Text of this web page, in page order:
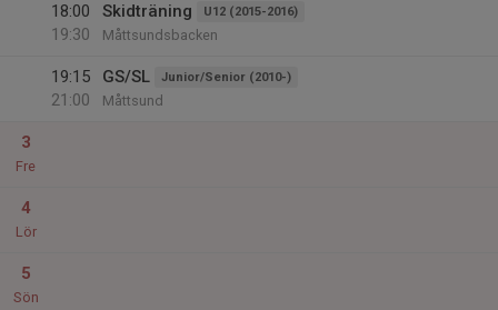
18:00
19:30
Skidträning U12 (2015-2016)
Måttsundsbacken
19:15
21:00
GS/SL Junior/Senior (2010-)
Måttsund
3
Fre
4
Lör
5
Sön